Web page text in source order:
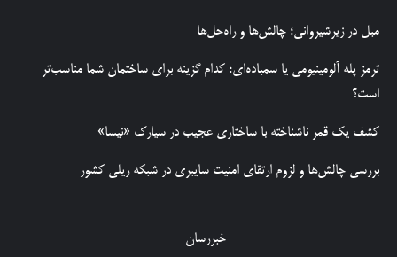
مبل در زیرشیروانی؛ چالش‌ها و راه‌حل‌ها
ترمز پله آلومینیومی یا سمباده‌ای؛ کدام گزینه برای ساختمان شما مناسب‌تر
است؟
کشف یک قمر ناشناخته با ساختاری عجیب در سیارک «نیسا»
بررسی چالش‌ها و لزوم ارتقای امنیت سایبری در شبکه ریلی کشور
خبررسان